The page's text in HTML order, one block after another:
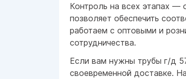
Контроль на всех этапах —
позволяет обеспечить
работаем с оптовыми и
сотрудничества.
Если вам нужны трубы г/д
своевременной доставке.